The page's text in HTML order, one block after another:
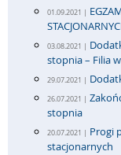
01.09.2021 |
03.08.2021 |
stopnia – Filia
29.07.2021 |
26.07.2021 |
stopnia
20.07.2021 | Progi
stacjonarnych